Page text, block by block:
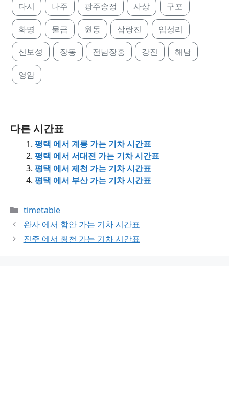
다시 나주 광주송정 사상 구포
화명 물금 원동 삼랑진 임성리
신보성 장동 전남장흥 강진 해남
영암
다른 시간표
평택 에서 계룡 가는 기차 시간표
평택 에서 서대전 가는 기차 시간표
평택 에서 제천 가는 기차 시간표
평택 에서 부산 가는 기차 시간표
Categories
timetable
완사 에서 함안 가는 기차 시간표
진주 에서 횡천 가는 기차 시간표